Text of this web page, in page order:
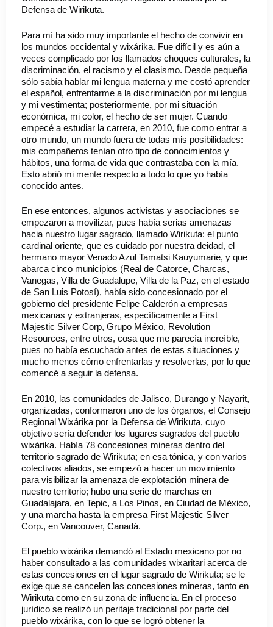
Defensa de Wirikuta.
Para mí ha sido muy importante el hecho de convivir en
los mundos occidental y wixárika. Fue difícil y es aún a
veces complicado por los llamados choques culturales, la
discriminación, el racismo y el clasismo. Desde pequeña
sólo sabía hablar mi lengua materna y me costó aprender
el español, enfrentarme a la discriminación por mi lengua
y mi vestimenta; posteriormente, por mi situación
económica, mi color, el hecho de ser mujer. Cuando
empecé a estudiar la carrera, en 2010, fue como entrar a
otro mundo, un mundo fuera de todas mis posibilidades:
mis compañeros tenían otro tipo de conocimientos y
hábitos, una forma de vida que contrastaba con la mía.
Esto abrió mi mente respecto a todo lo que yo había
conocido antes.
En ese entonces, algunos activistas y asociaciones se
empezaron a movilizar, pues había serias amenazas
hacia nuestro lugar sagrado, llamado Wirikuta: el punto
cardinal oriente, que es cuidado por nuestra deidad, el
hermano mayor Venado Azul Tamatsi Kauyumarie, y que
abarca cinco municipios (Real de Catorce, Charcas,
Vanegas, Villa de Guadalupe, Villa de la Paz, en el estado
de San Luis Potosí), había sido concesionado por el
gobierno del presidente Felipe Calderón a empresas
mexicanas y extranjeras, específicamente a First
Majestic Silver Corp, Grupo México, Revolution
Resources, entre otros, cosa que me parecía increíble,
pues no había escuchado antes de estas situaciones y
mucho menos cómo enfrentarlas y resolverlas, por lo que
comencé a seguir la defensa.
En 2010, las comunidades de Jalisco, Durango y Nayarit,
organizadas, conformaron uno de los órganos, el Consejo
Regional Wixárika por la Defensa de Wirikuta, cuyo
objetivo sería defender los lugares sagrados del pueblo
wixárika. Había 78 concesiones mineras dentro del
territorio sagrado de Wirikuta; en esa tónica, y con varios
colectivos aliados, se empezó a hacer un movimiento
para visibilizar la amenaza de explotación minera de
nuestro territorio; hubo una serie de marchas en
Guadalajara, en Tepic, a Los Pinos, en Ciudad de México,
y una marcha hasta la empresa First Majestic Silver
Corp., en Vancouver, Canadá.
El pueblo wixárika demandó al Estado mexicano por no
haber consultado a las comunidades wixaritari acerca de
estas concesiones en el lugar sagrado de Wirikuta; se le
exige que se cancelen las concesiones mineras, tanto en
Wirikuta como en su zona de influencia. En el proceso
jurídico se realizó un peritaje tradicional por parte del
pueblo wixárika, con lo que se logró obtener la